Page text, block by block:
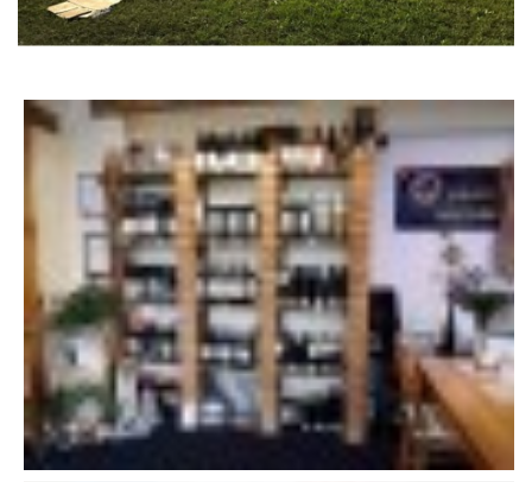
VÍNA OD NAŠICH DODAVATELŮ
Pijánofka
Boženy Němcové 1492
407 47 VARNSDORF
723 581 881
petrovajitka@seznam.cz
© 2026 eStránky.cz |RSS|Tisk|Aktualizováno: 20. 7. 2026|Nahoru ↑